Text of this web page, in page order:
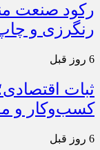
رکود صنعت
رنگرزی و
6 روز قبل
ثبات
کسب‌وکار و
6 روز قبل